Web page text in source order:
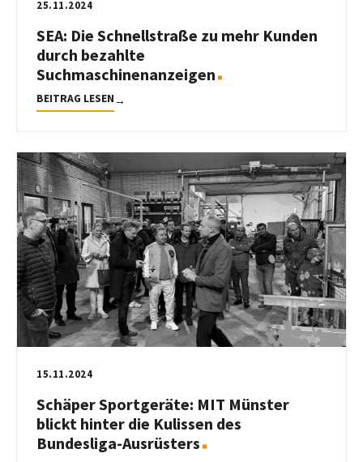
25.11.2024
SEA: Die Schnellstraße zu mehr Kunden
durch bezahlte
Suchmaschinenanzeigen
BEITRAG LESEN→
15.11.2024
Schäper Sportgeräte: MIT Münster
blickt hinter die Kulissen des
Bundesliga-Ausrüsters